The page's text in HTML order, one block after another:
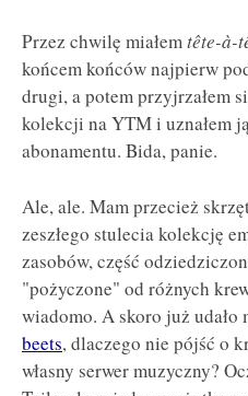
Przez chwilę miałemtête-à-
końcem końców najpierw
drugi, a potem przyjrzałem
kolekcji na YTM i uznałem
abonamentu. Bida, panie.
Ale, ale. Mam przecież
zeszłego stulecia kolekcję
zasobów, część
"pożyczone" od różnych
wiadomo. A skoro już udało
beets, dlaczego nie pójść o
własny serwer muzyczny?